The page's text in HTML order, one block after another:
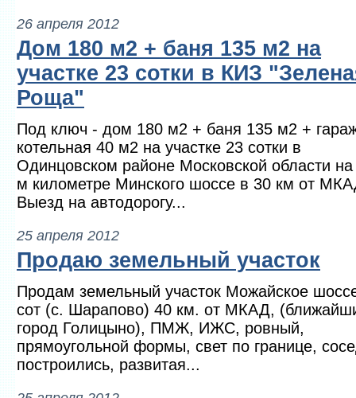
26 апреля 2012
Дом 180 м2 + баня 135 м2 на
участке 23 сотки в КИЗ
Роща"
Под ключ - дом 180 м2 + баня 135 м2 +
котельная 40 м2 на участке 23 сотки в
Одинцовском районе Московской области
м километре Минского шоссе в 30 км от
Выезд на автодорогу...
25 апреля 2012
Продаю земельный участок
Продам земельный участок Можайское
сот (с. Шарапово) 40 км. от МКАД,
город Голицыно), ПМЖ, ИЖС, ровный,
прямоугольной формы, свет по границе,
построились, развитая...